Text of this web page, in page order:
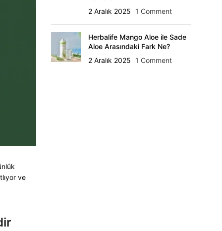
ve
2 Aralık 2025
1 Comment
Herbalife Mango Aloe ile Sade
Aloe Arasındaki Fark Ne?
2 Aralık 2025
1 Comment